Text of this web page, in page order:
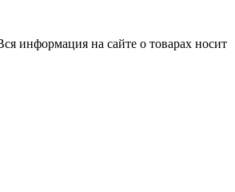
информация на сайте о товарах носит